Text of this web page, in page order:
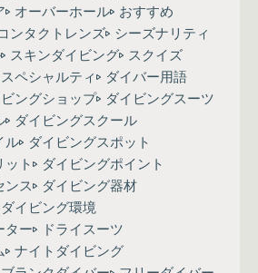
オーバーホール おすすめ
ンタクトレンズ シーズナリティ
スキンダイビング スクイズ
スペシャルティ
ダイバー用語
ングショップ
ダイビングスーツ
ダイビングスクール
ル
ダイビングスポット
ット
ダイビングポイント
ンス
ダイビング器材
ダイビング環境
ター
ドライスーツ
ナイトダイビング